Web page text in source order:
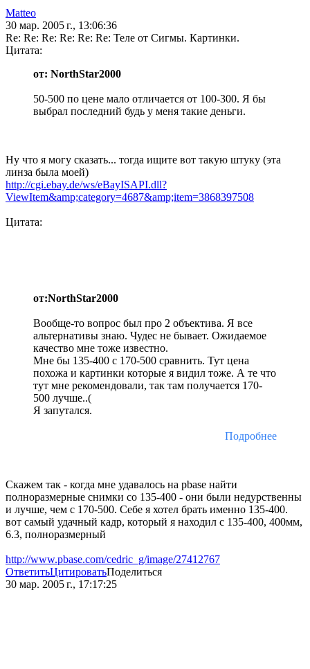
Matteo
30 мар. 2005 г., 13:06:36
Re: Re: Re: Re: Re: Re: Теле от Сигмы. Картинки.
Цитата:
от: NorthStar2000
50-500 по цене мало отличается от 100-300. Я бы
выбрал последний будь у меня такие деньги.
Ну что я могу сказать... тогда ищите вот такую штуку (эта
линза была моей)
http://cgi.ebay.de/ws/eBayISAPI.dll?
ViewItem&amp;category=4687&amp;item=3868397508
Цитата:
от:NorthStar2000
Вообще-то вопрос был про 2 объектива. Я все
альтернативы знаю. Чудес не бывает. Ожидаемое
качество мне тоже известно.
Мне бы 135-400 с 170-500 сравнить. Тут цена
похожа и картинки которые я видил тоже. А те что
тут мне рекомендовали, так там получается 170-
500 лучше..(
Я запутался.
Подробнее
Скажем так - когда мне удавалось на pbase найти
полноразмерные снимки со 135-400 - они были недурственны
и лучше, чем с 170-500. Себе я хотел брать именно 135-400.
вот самый удачный кадр, который я находил с 135-400, 400мм,
6.3, полноразмерный
http://www.pbase.com/cedric_g/image/27412767
ОтветитьЦитироватьПоделиться
30 мар. 2005 г., 17:17:25